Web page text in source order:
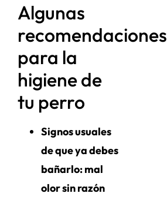
Algunas
recomendaciones
para la
higiene de
tu perro
Signos usuales
de que ya debes
bañarlo: mal
olor sin razón